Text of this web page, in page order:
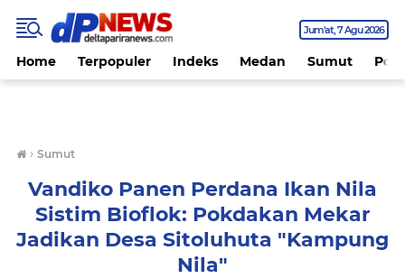
Jum'at 7 Agu 2026
Home Terpopuler Indeks Medan Sumut
› Sumut
Vandiko Panen Perdana Ikan Nila
Sistim Bioflok: Pokdakan Mekar
Jadikan Desa Sitoluhuta "Kampung
Nila"